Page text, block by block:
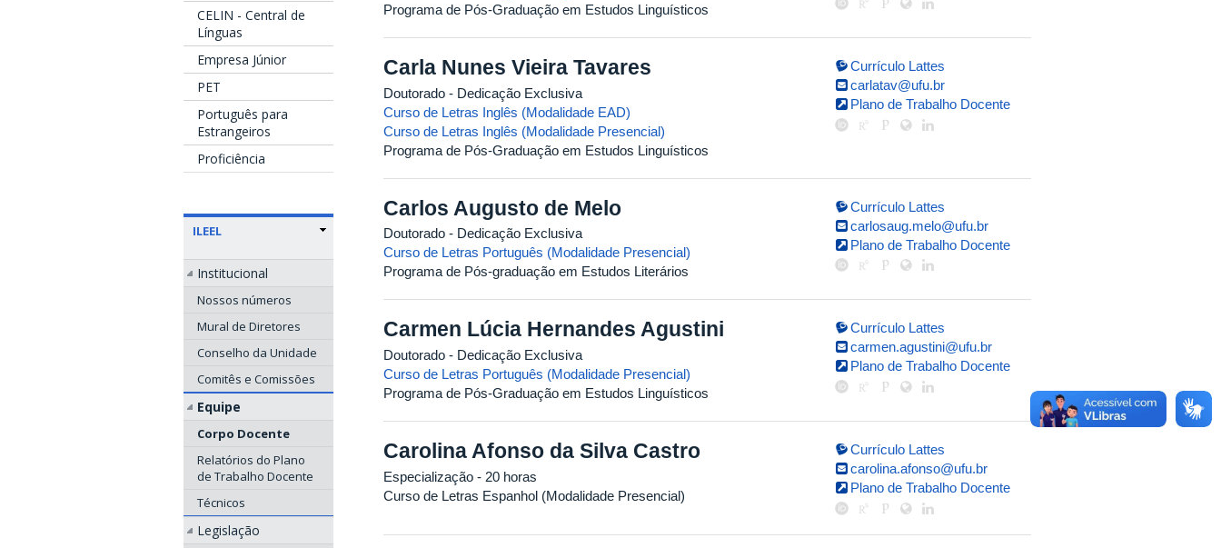
CELIN - Central de
Línguas
Empresa Júnior
PET
Português para
Estrangeiros
Proficiência
ILEEL
Institucional
Nossos números
Mural de Diretores
Conselho da Unidade
Comitês e Comissões
Equipe
Corpo Docente
Relatórios do Plano
de Trabalho Docente
Técnicos
Legislação
Programa de Pós-Graduação em Estudos Linguísticos
Carla Nunes Vieira Tavares
Doutorado - Dedicação Exclusiva
Curso de Letras Inglês (Modalidade EAD)
Curso de Letras Inglês (Modalidade Presencial)
Programa de Pós-Graduação em Estudos Linguísticos
Currículo Lattes
carlatav@ufu.br
Plano de Trabalho Docente
Carlos Augusto de Melo
Doutorado - Dedicação Exclusiva
Curso de Letras Português (Modalidade Presencial)
Programa de Pós-graduação em Estudos Literários
Currículo Lattes
carlosaug.melo@ufu.br
Plano de Trabalho Docente
Carmen Lúcia Hernandes Agustini
Doutorado - Dedicação Exclusiva
Curso de Letras Português (Modalidade Presencial)
Programa de Pós-Graduação em Estudos Linguísticos
Currículo Lattes
carmen.agustini@ufu.br
Plano de Trabalho Docente
Carolina Afonso da Silva Castro
Especialização - 20 horas
Curso de Letras Espanhol (Modalidade Presencial)
Currículo Lattes
carolina.afonso@ufu.br
Plano de Trabalho Docente